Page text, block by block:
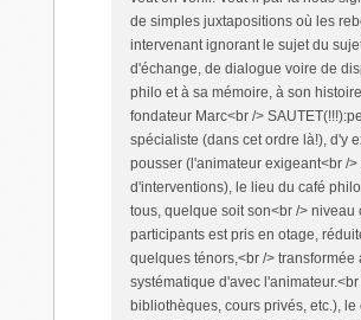
de simples juxtapositions où les
intervenant ignorant le sujet du
d'échange, de dialogue voire de
philo et à sa mémoire, à son
fondateur Marc<br />
spécialiste (dans cet ordre là!), d'y
pousser (l'animateur exigeant<br /
d'interventions), le lieu du café
tous, quelque soit son<br />
participants est pris en otage,
quelques ténors,<br />
systématique d'avec
bibliothèques, cours privés, etc.),